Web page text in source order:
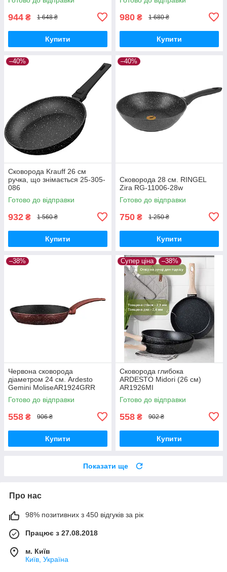
944 ₴ 1 648 ₴
Купити
980 ₴ 1 680 ₴
Купити
–40%
Сковорода Krauff 26 см
ручка, що знімається 25-305-
086
Готово до відправки
932 ₴ 1 560 ₴
Купити
–40%
Сковорода 28 см. RINGEL
Zira RG-11006-28w
Готово до відправки
750 ₴ 1 250 ₴
Купити
–38%
Червона сковорода
діаметром 24 см. Ardesto
Gemini MoliseAR1924GRR
Готово до відправки
558 ₴ 906 ₴
Купити
Супер ціна –38%
Сковорода глибока
ARDESTO Midori (26 см)
AR1926MI
Готово до відправки
558 ₴ 902 ₴
Купити
Показати ще
Про нас
98% позитивних з 450 відгуків за рік
Працює з 27.08.2018
м. Київ
Київ, Україна